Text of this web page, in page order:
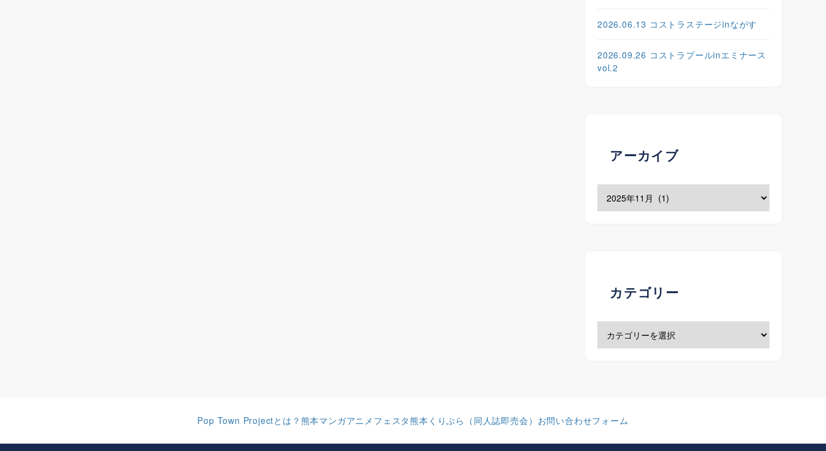
2026.06.13 コストラステージinながす
2026.09.26 コストラプールinエミナース
vol.2
アーカイブ
カテゴリー
Pop Town Projectとは？ 熊本マンガアニメフェスタ熊本くりぷら（同人誌即売会） お問い合わせフォーム